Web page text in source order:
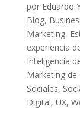
por Eduardo
Blog,
Marketing,
experiencia
Inteligencia
Marketing de
Sociales,
Digital, UX,